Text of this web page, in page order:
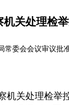
机关处理检
常委会会议审议批
关处理检举